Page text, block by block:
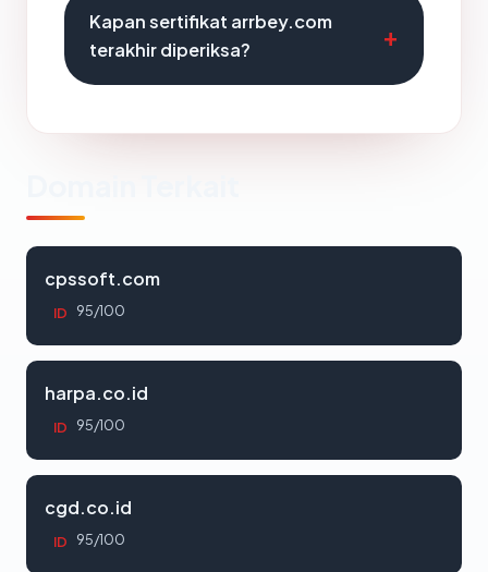
Kapan sertifikat arrbey.com
terakhir diperiksa?
cpssoft.com
ID 95/100
harpa.co.id
ID 95/100
cgd.co.id
ID 95/100